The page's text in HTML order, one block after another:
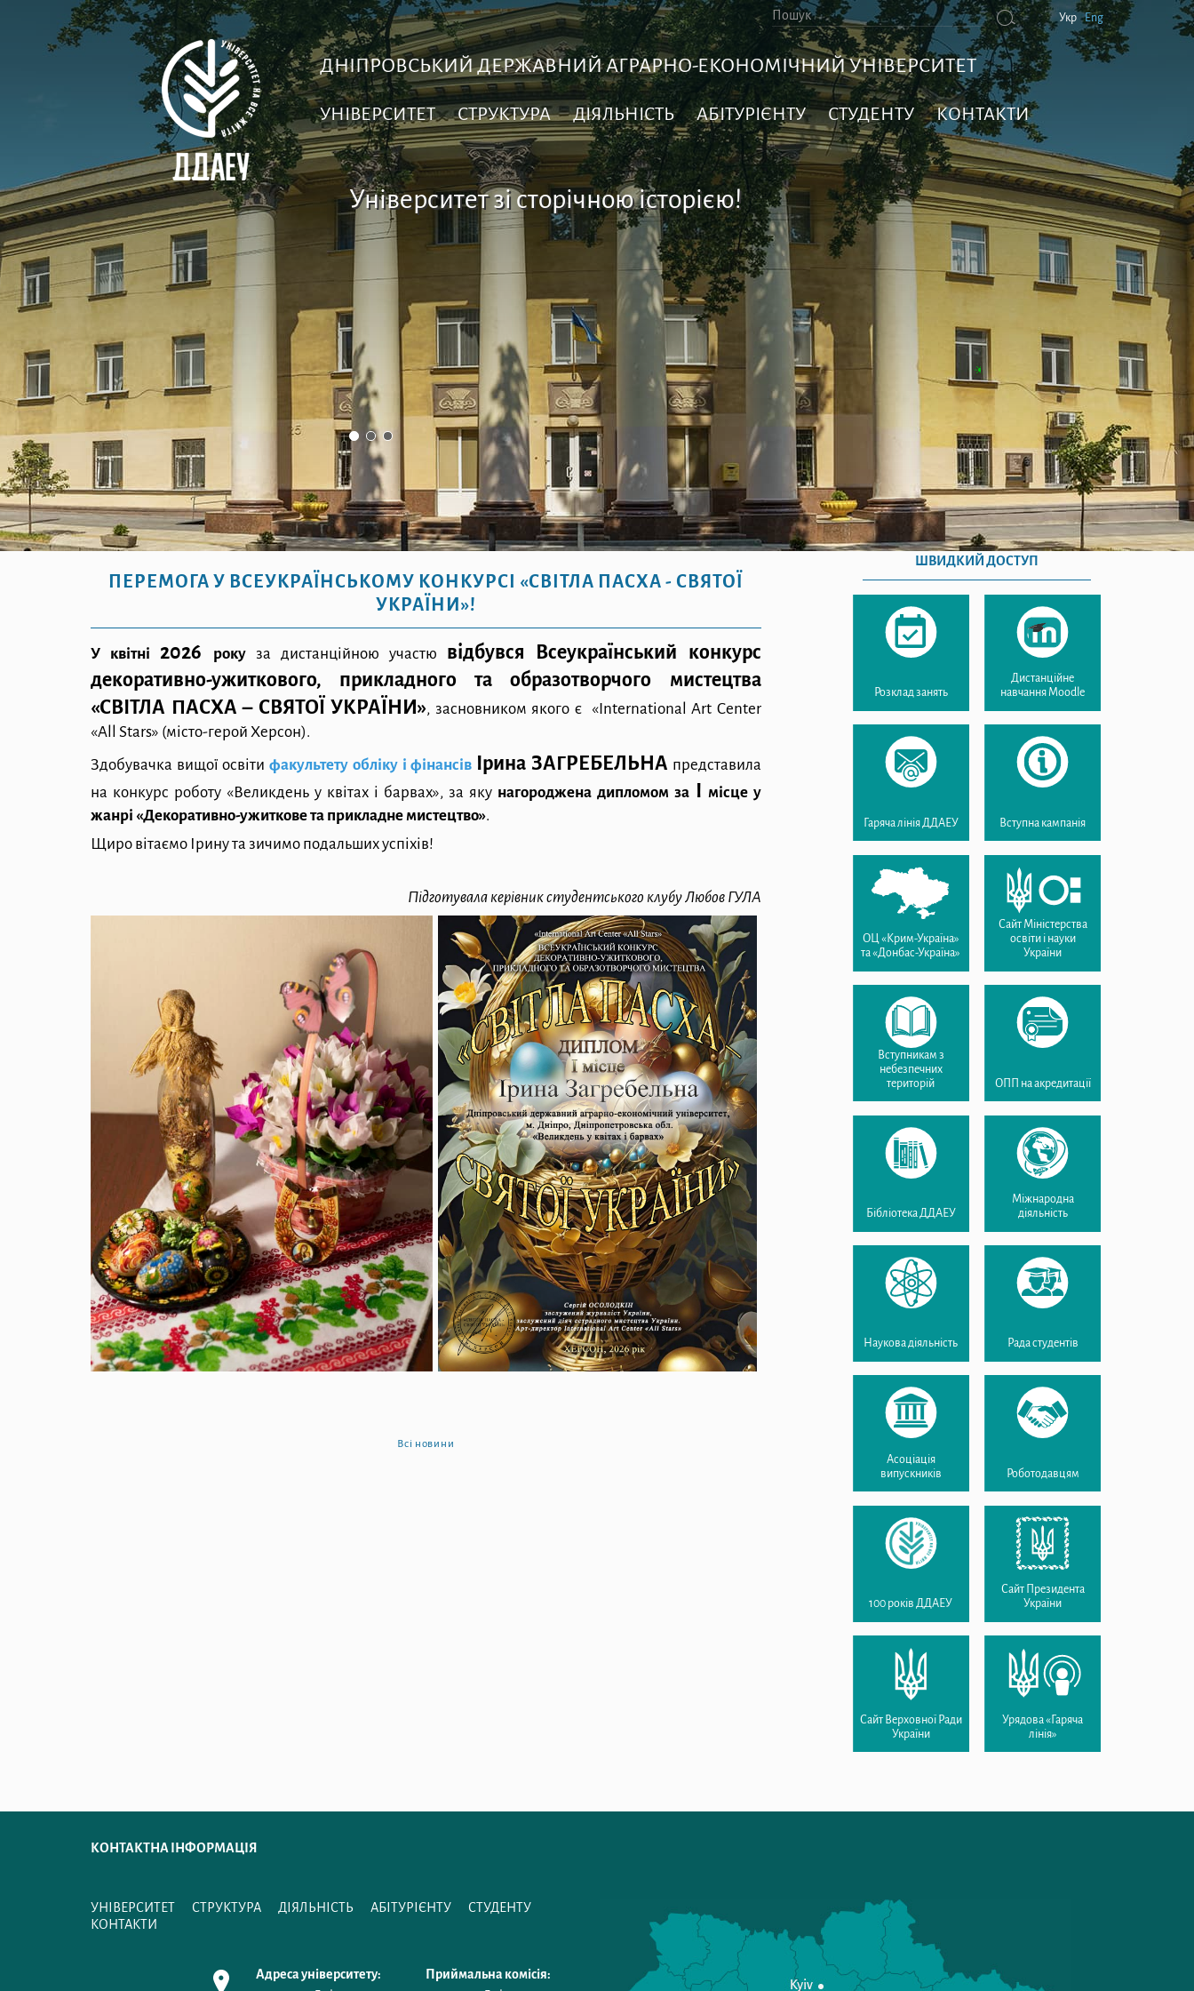
Укр Eng
ДНІПРОВСЬКИЙ ДЕРЖАВНИЙ АГРАРНО-ЕКОНОМІЧНИЙ УНІВЕРСИТЕТ
УНІВЕРСИТЕТ СТРУКТУРА ДІЯЛЬНІСТЬ АБІТУРІЄНТУ СТУДЕНТУ КОНТАКТИ
Університет зі сторічною історією!
ПЕРЕМОГА У ВСЕУКРАЇНСЬКОМУ КОНКУРСІ «СВІТЛА ПАСХА - СВЯТОЇ
УКРАЇНИ»!
У квітні 2026 рокуза дистанційною участю відбувся Всеукраїнський конкурс
декоративно-ужиткового, прикладного та образотворчого мистецтва
«СВІТЛА ПАСХА – СВЯТОЇ УКРАЇНИ», засновником якого є «International Art Center
«All Stars» (місто-герой Херсон).
Здобувачка вищої освітифакультету обліку і фінансів Ірина ЗАГРЕБЕЛЬНА представила
на конкурс роботу «Великдень у квітах і барвах», за яку нагороджена дипломом за І місце у
жанрі «Декоративно-ужиткове та прикладне мистецтво».
Щиро вітаємо Ірину та зичимо подальших успіхів!
Підготувала керівник студентського клубу Любов ГУЛА
Всі новини
ШВИДКИЙ ДОСТУП
Розклад занять
Дистанційне
навчання Moodle
Гаряча лінія ДДАЕУ Вступна кампанія
ОЦ «Крим-Україна»
та «Донбас-Україна»
Сайт Міністерства
освіти і науки
України
Вступникам з
небезпечних
територій
ОПП на акредитації
Бібліотека ДДАЕУ
Міжнародна
діяльність
Наукова діяльність Рада студентів
Асоціація
випускників
Роботодавцям
100 років ДДАЕУ
Сайт Президента
України
Сайт Верховної Ради
України
Урядова «Гаряча
лінія»
КОНТАКТНА ІНФОРМАЦІЯ
УНІВЕРСИТЕТ СТРУКТУРА ДІЯЛЬНІСТЬ АБІТУРІЄНТУ
СТУДЕНТУ
КОНТАКТИ
Адреса університету:
Приймальна комісія: